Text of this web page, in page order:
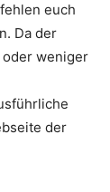
euch
Da der
weniger
der